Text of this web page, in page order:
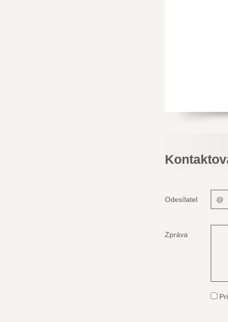
Odesílatel
Zpráva